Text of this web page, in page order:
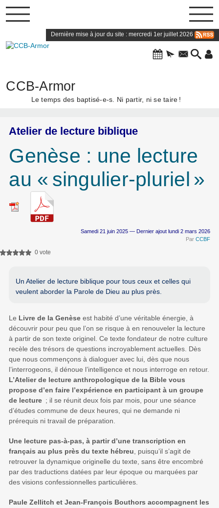
Dernière mise à jour du site : mercredi 1er juillet 2026
CCB-Armor
Le temps des baptisé-e-s. Ni partir, ni se taire !
Atelier de lecture biblique
Genèse : une lecture
au « singulier-pluriel »
Samedi 21 juin 2025 — Dernier ajout lundi 2 mars 2026
Par CCBF
0 vote
Un Atelier de lecture biblique pour tous ceux et celles qui
veulent aborder la Parole de Dieu au plus près.
Le Livre de la Genèse est habité d’une véritable énergie, à
découvrir pour peu que l’on se risque à en renouveler la lecture
à partir de son texte originel. Ce texte fondateur de notre culture
recèle des trésors de questions incroyablement actuelles. Dès
que nous commençons à dialoguer avec lui, dès que nous
l’interrogeons, il dénoue l’intelligence et nous interroge en retour.
L’Atelier de lecture anthropologique de la Bible vous
propose d’en faire l’expérience en participant à un groupe
de lecture ; il se réunit deux fois par mois, pour une séance
d’études commune de deux heures, qui ne demande ni
prérequis ni travail de préparation.
Une lecture pas-à-pas, à partir d’une transcription en
français au plus près du texte hébreu , puisqu’il s’agit de
retrouver la dynamique originelle du texte, sans être encombré
par des traductions datées par leur époque ou marquées par
des visions confessionnelles particulières.
Paule Zellitch et Jean-François Bouthors accompagnent les